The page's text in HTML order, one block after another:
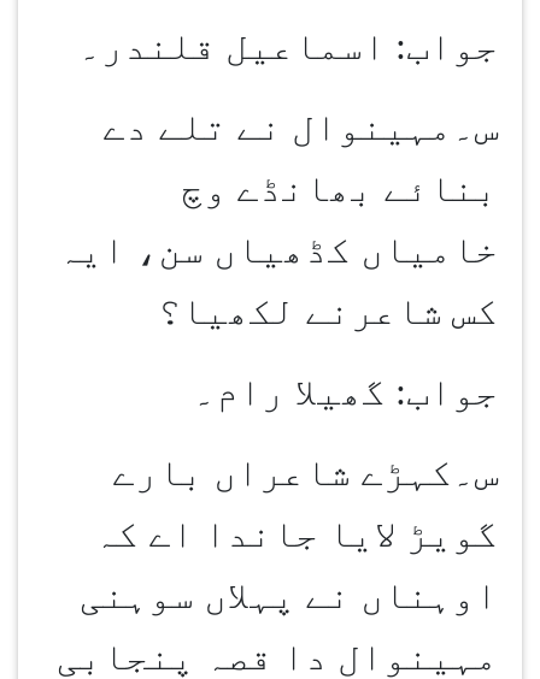
جواب: اسماعیل قلندر۔
س۔مہینوال نے تلے دے
بنائے بھانڈے وچ
خامیاں کڈھیاں سن، ایہ
کس شاعرنے لکھیا؟
جواب: گھیلا رام۔
س۔کہڑے شاعراں بارے
گویڑ لایا جاندا اے کہ
اوہناں نے پہلاں سوہنی
مہینوال دا قصہ پنجابی